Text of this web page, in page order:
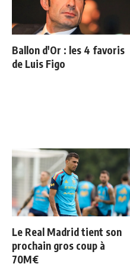
Ballon d'Or : les 4 favoris
de Luis Figo
Le Real Madrid tient son
prochain gros coup à
70M€